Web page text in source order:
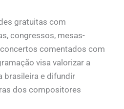
gratuitas com
congressos, mesas-
comentados com
visa valorizar a
brasileira e difundir
dos compositores